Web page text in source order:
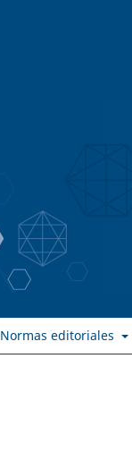
Normas editoriales